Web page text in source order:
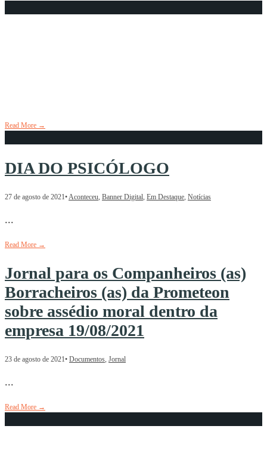
Read More →
DIA DO PSICÓLOGO
27 de agosto de 2021• Aconteceu Banner Digital Em Destaque Notícias
...
Read More →
Jornal para os Companheiros (as)
Borracheiros (as) da Prometeon
sobre assédio moral dentro da
empresa 19/08/2021
23 de agosto de 2021• Documentos, Jornal
...
Read More →